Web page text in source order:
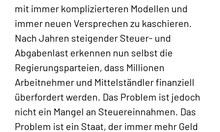
mit immer komplizierteren Modellen und
immer neuen Versprechen zu kaschieren.
Nach Jahren steigender Steuer- und
Abgabenlast erkennen nun selbst die
Regierungsparteien, dass Millionen
Arbeitnehmer und Mittelständler finanziell
überfordert werden. Das Problem ist jedoch
nicht ein Mangel an Steuereinnahmen. Das
Problem ist ein Staat, der immer mehr Geld